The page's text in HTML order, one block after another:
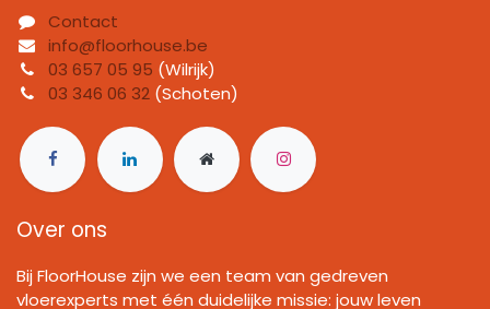
Contact
info@floorhouse.be
03 657 05 95 (Wilrijk)
03 346 06 32 (Schoten)
Over ons
Bij FloorHouse zijn we een team van gedreven
vloerexperts met één duidelijke missie: jouw leven